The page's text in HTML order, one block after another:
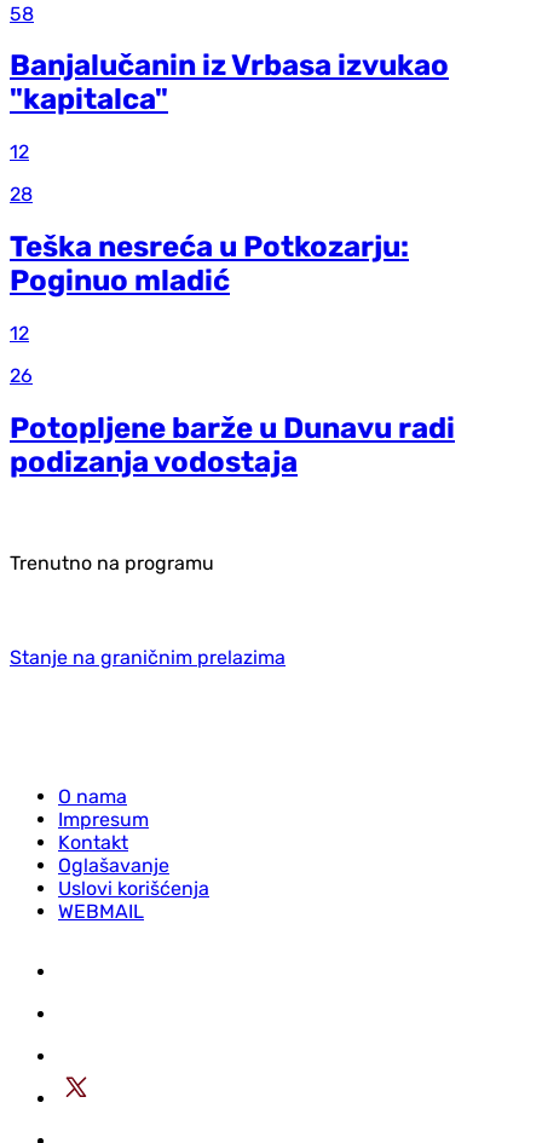
58
Banjalučanin iz Vrbasa izvukao
"kapitalca"
12
28
Teška nesreća u Potkozarju:
Poginuo mladić
12
26
Potopljene barže u Dunavu radi
podizanja vodostaja
Trenutno na programu
Stanje na graničnim prelazima
O nama
Impresum
Kontakt
Oglašavanje
Uslovi korišćenja
WEBMAIL